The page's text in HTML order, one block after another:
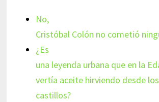
No,
Cristóbal Colón no cometió
¿Es
una leyenda urbana que en la
vertía aceite hirviendo desde los
castillos?